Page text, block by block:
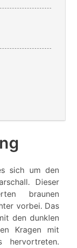
sich um den
Dieser
braunen
vorbei. Das
den dunklen
Kragen mit
hervortreten.